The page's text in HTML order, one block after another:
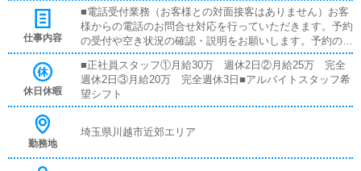
1食支給■書籍購入支援制度 上限あり■社用車貸与■日払い
可 上限あり
仕事内容
■電話受付業務（お客様との対面接客はありません）お客
様からの電話のお問合せ対応を行っていただきます。予約
の受付や空き状況の確認・説明をお願いします。予約の確
定後はキャストやドライバーに通達します。簡単なマニュ
アルや先輩スタッフに気軽に聞ける環境ですので、未経験
でも安心して働けます。■企画の立案店舗イベントや店舗
運営など様々な企画を提案していただきます。【新規のお
方の入店数の増加】など、売上UPに繋がる施策の提案を
ータルサイト等の店舗情報更新作業を行っていただきま
休日休暇
■正社員スタッフ①月給30万 週休2日②月給25万 完全
週休2日③月給20万 完全週休3日■アルバイトスタッフ希
望シフト
勤務地
埼玉県川越市近郊エリア